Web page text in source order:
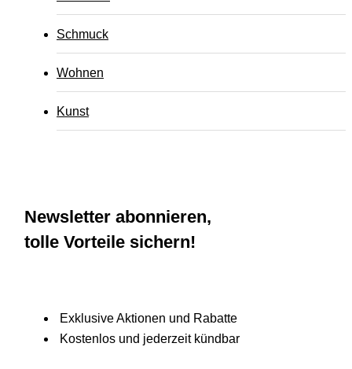
Schmuck
Wohnen
Kunst
Newsletter abonnieren,
tolle Vorteile sichern!
Exklusive Aktionen und Rabatte
Kostenlos und jederzeit kündbar